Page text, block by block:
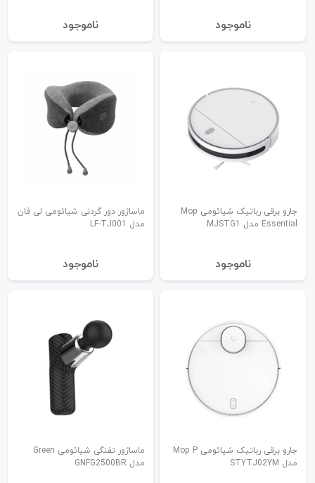
نا‌موجود نا‌موجود
جارو برقی رباتیک شیائومی Mop
Essential مدل MJSTG1
نا‌موجود
ماساژور دور گردنی شیائومی لی‌ فان
مدل LF-TJ001
نا‌موجود
جارو برقی رباتیک شیائومی Mop P
مدل STYTJ02YM
ماساژور تفنگی شیائومی Green
مدل GNFG2500BR